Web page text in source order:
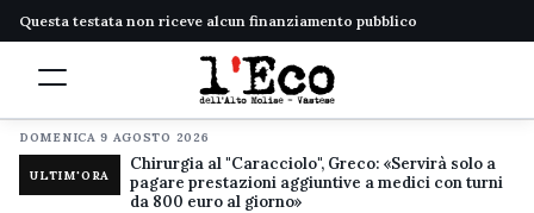
Questa testata non riceve alcun finanziamento pubblico
DOMENICA 9 AGOSTO 2026
ULTIM'ORA
Chirurgia al "Caracciolo", Greco: «Servirà solo a
pagare prestazioni aggiuntive a medici con turni
da 800 euro al giorno»